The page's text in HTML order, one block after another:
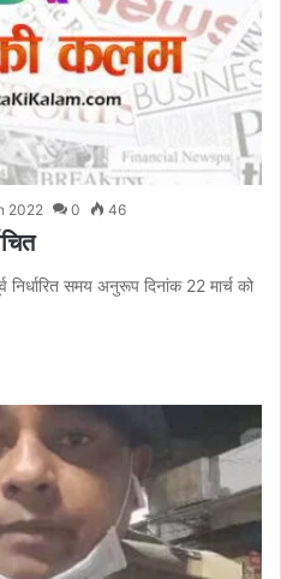
2022 0 46
निर्धारित समय अनुरूप दिनांक 22 मार्च को